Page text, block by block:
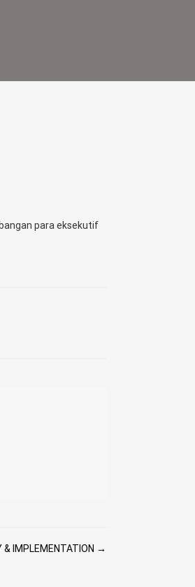
para eksekutif
& IMPLEMENTATION →